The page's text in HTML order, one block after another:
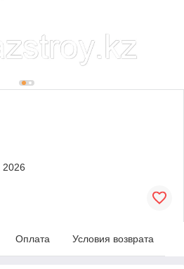
2026
Оплата Условия возврата